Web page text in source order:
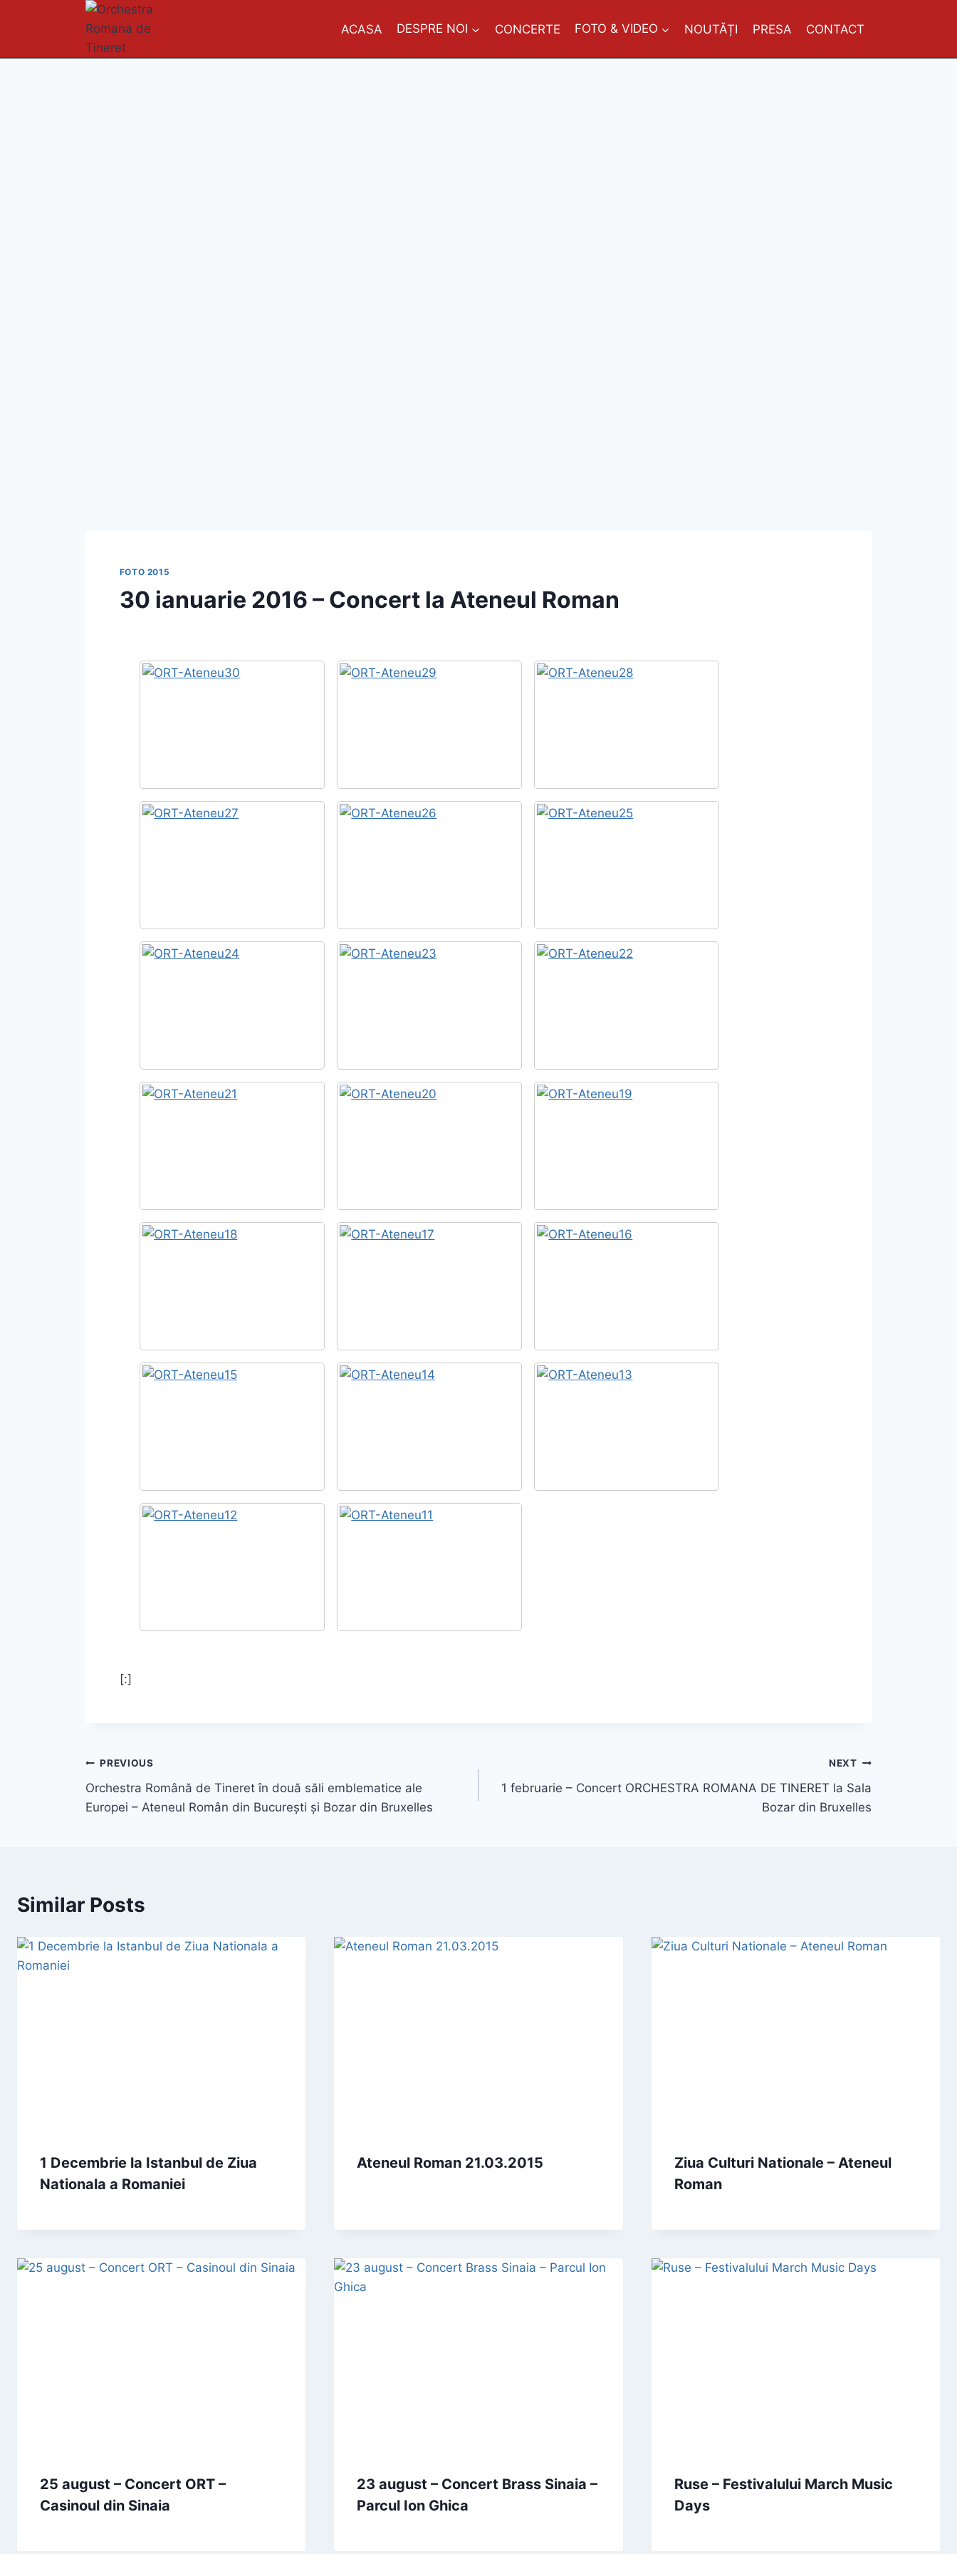
ACASA DESPRE NOI CONCERTE FOTO & VIDEO NOUTĂȚI PRESA CONTACT
FOTO 2015
30 ianuarie 2016 – Concert la Ateneul Roman
[:]
PREVIOUS
Orchestra Română de Tineret în două săli emblematice ale
Europei – Ateneul Român din Bucureşti şi Bozar din Bruxelles
NEXT
1 februarie – Concert ORCHESTRA ROMANA DE TINERET la Sala
Bozar din Bruxelles
Similar Posts
1 Decembrie la Istanbul de Ziua
Nationala a Romaniei
Ateneul Roman 21.03.2015
Ziua Culturi Nationale – Ateneul
Roman
25 august – Concert ORT –
Casinoul din Sinaia
23 august – Concert Brass Sinaia –
Parcul Ion Ghica
Ruse – Festivalului March Music
Days